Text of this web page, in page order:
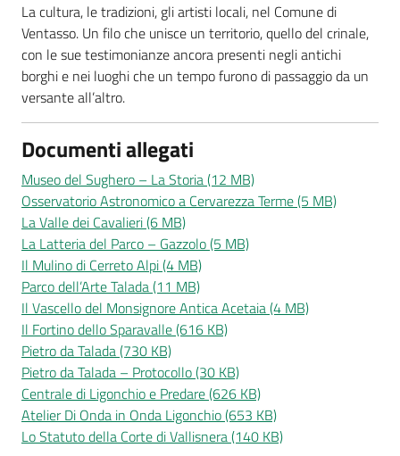
La cultura, le tradizioni, gli artisti locali, nel Comune di
Ventasso. Un filo che unisce un territorio, quello del crinale,
con le sue testimonianze ancora presenti negli antichi
borghi e nei luoghi che un tempo furono di passaggio da un
versante all’altro.
Documenti allegati
Museo del Sughero – La Storia (12 MB)
Osservatorio Astronomico a Cervarezza Terme (5 MB)
La Valle dei Cavalieri (6 MB)
La Latteria del Parco – Gazzolo (5 MB)
Il Mulino di Cerreto Alpi (4 MB)
Parco dell’Arte Talada (11 MB)
Il Vascello del Monsignore Antica Acetaia (4 MB)
Il Fortino dello Sparavalle (616 KB)
Pietro da Talada (730 KB)
Pietro da Talada – Protocollo (30 KB)
Centrale di Ligonchio e Predare (626 KB)
Atelier Di Onda in Onda Ligonchio (653 KB)
Lo Statuto della Corte di Vallisnera (140 KB)